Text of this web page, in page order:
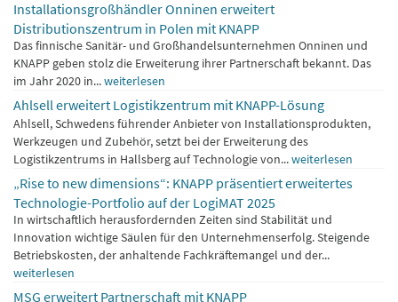
Installationsgroßhändler Onninen erweitert
Distributionszentrum in Polen mit KNAPP
Das finnische Sanitär- und Großhandelsunternehmen Onninen und
KNAPP geben stolz die Erweiterung ihrer Partnerschaft bekannt. Das
im Jahr 2020 in...weiterlesen
Ahlsell erweitert Logistikzentrum mit KNAPP-Lösung
Ahlsell, Schwedens führender Anbieter von Installationsprodukten,
Werkzeugen und Zubehör, setzt bei der Erweiterung des
Logistikzentrums in Hallsberg auf Technologie von...weiterlesen
„Rise to new dimensions“: KNAPP präsentiert erweitertes
Technologie-Portfolio auf der LogiMAT 2025
In wirtschaftlich herausfordernden Zeiten sind Stabilität und
Innovation wichtige Säulen für den Unternehmenserfolg. Steigende
Betriebskosten, der anhaltende Fachkräftemangel und der...
weiterlesen
MSG erweitert Partnerschaft mit KNAPP